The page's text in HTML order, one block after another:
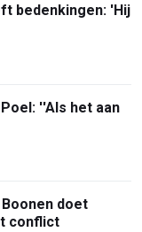
bedenkingen: 'Hij
''Als het aan
doet
conflict